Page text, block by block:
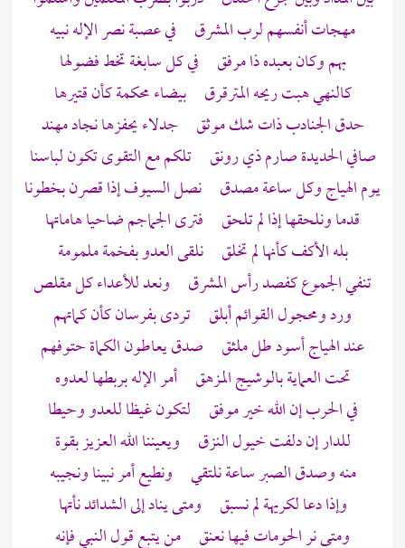
مهجات أنفسهم لرب المشرق في عصبة نصر الإله نبيه
بهم وكان بعبده ذا مرفق في كل سابغة تخط فضولها
كالنهي هبت ريحه المترقرق بيضاء محكمة كأن قتيرها
حدق الجنادب ذات شك موثق جدلاء يحفزها نجاد مهند
صافي الحديدة صارم ذي رونق تلكم مع التقوى تكون لباسنا
يوم الهياج وكل ساعة مصدق نصل السيوف إذا قصرن بخطونا
قدما ونلحقها إذا لم تلحق فترى الجماجم ضاحيا هاماتها
بله الأكف كأنها لم تخلق نلقى العدو بفخمة ملمومة
تنفي الجموع كفصد رأس المشرق ونعد للأعداء كل مقلص
ورد ومحجول القوائم أبلق تردى بفرسان كأن كماتهم
عند الهياج أسود طل ملثق صدق يعاطون الكماة حتوفهم
تحت العماية بالوشيج المزهق أمر الإله بربطها لعدوه
في الحرب إن الله خير موفق لتكون غيظا للعدو وحيطا
للدار إن دلفت خيول النزق ويعيننا الله العزيز بقوة
منه وصدق الصبر ساعة نلتقي ونطيع أمر نبينا ونجيبه
وإذا دعا لكريهة لم نسبق ومتى يناد إلى الشدائد نأتها
ومتى نر الحومات فيها نعنق من يتبع قول النبي فإنه